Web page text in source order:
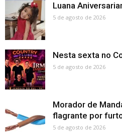
Luana
5 de agosto de 2026
Nesta sexta no
5 de agosto de 2026
Morador de
flagrante por
5 de agosto de 2026